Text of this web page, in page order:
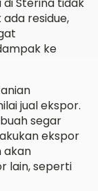
di Sterina tidak
residue,
ke
jual ekspor.
segar
ekspor
akan
lain, seperti